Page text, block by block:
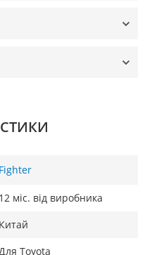
Fighter
12 міс. від виробника
Китай
Toyota